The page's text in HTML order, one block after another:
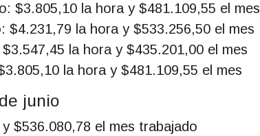
$3.805,10 la hora y $481.109,55 el mes
$4.231,79 la hora y $533.256,50 el mes
la hora y $435.201,00 el mes
la hora y $481.109,55 el mes
junio
$536.080,78 el mes trabajado